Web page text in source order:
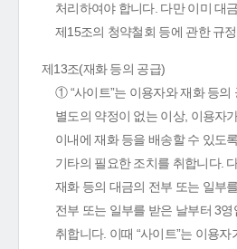
처리하여야 합니다. 다만 이미 대
제15조의 청약철회 등에 관한 규
제13조(재화 등의 공급)
① “사이트”는 이용자와 재화 등의
별도의 약정이 없는 이상, 이용자
이내에 재화 등을 배송할 수 있도
기타의 필요한 조치를 취합니다.
재화 등의 대금의 전부 또는 일부
전부 또는 일부를 받은 날부터 3
취합니다. 이때 “사이트”는 이용